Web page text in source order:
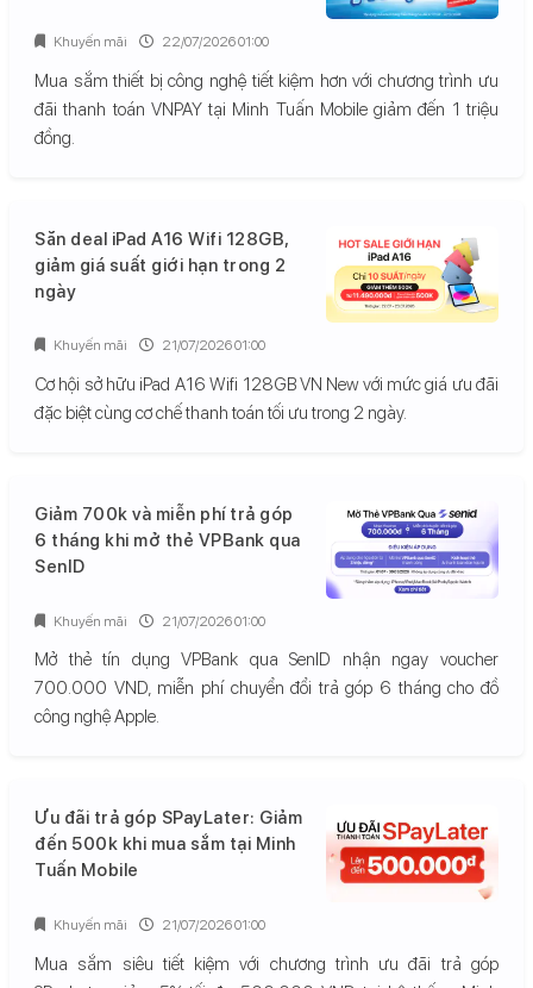
Mua sắm thiết bị công nghệ tiết kiệm hơn với chương trình ưu
đãi thanh toán VNPAY tại Minh Tuấn Mobile giảm đến 1 triệu
đồng.
Khuyến mãi 22/07/2026 01:00
Săn deal iPad A16 Wifi 128GB,
giảm giá suất giới hạn trong 2
ngày
Cơ hội sở hữu iPad A16 Wifi 128GB VN New với mức giá ưu đãi
đặc biệt cùng cơ chế thanh toán tối ưu trong 2 ngày.
Khuyến mãi 21/07/2026 01:00
Giảm 700k và miễn phí trả góp
6 tháng khi mở thẻ VPBank qua
SenID
Mở thẻ tín dụng VPBank qua SenID nhận ngay voucher
700.000 VND, miễn phí chuyển đổi trả góp 6 tháng cho đồ
công nghệ Apple.
Khuyến mãi 21/07/2026 01:00
Ưu đãi trả góp SPayLater: Giảm
đến 500k khi mua sắm tại Minh
Tuấn Mobile
Mua sắm siêu tiết kiệm với chương trình ưu đãi trả góp
Khuyến mãi 21/07/2026 01:00